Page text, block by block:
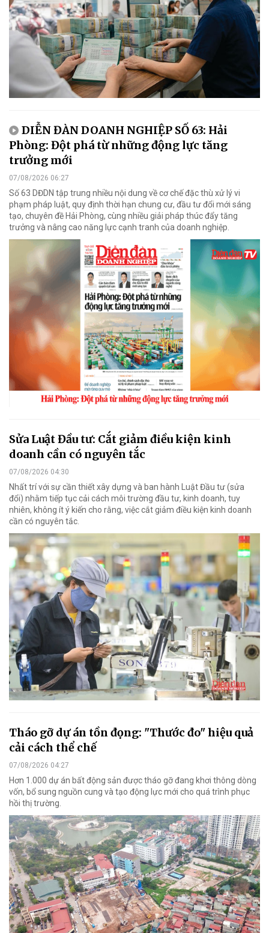
DIỄN ĐÀN DOANH NGHIỆP SỐ 63: Hải
Phòng: Đột phá từ những động lực tăng
trưởng mới
07/08/2026 06:27
Số 63 DĐDN tập trung nhiều nội dung về cơ chế đặc thù xử lý vi
phạm pháp luật, quy định thời hạn chung cư, đầu tư đổi mới sáng
tạo, chuyên đề Hải Phòng, cùng nhiều giải pháp thúc đẩy tăng
trưởng và nâng cao năng lực cạnh tranh của doanh nghiệp.
Sửa Luật Đầu tư: Cắt giảm điều kiện kinh
doanh cần có nguyên tắc
07/08/2026 04:30
Nhất trí với sự cần thiết xây dựng và ban hành Luật Đầu tư (sửa
đổi) nhằm tiếp tục cải cách môi trường đầu tư, kinh doanh, tuy
nhiên, không ít ý kiến cho rằng, việc cắt giảm điều kiện kinh doanh
cần có nguyên tắc.
Tháo gỡ dự án tồn đọng: "Thước đo" hiệu quả
cải cách thể chế
07/08/2026 04:27
Hơn 1.000 dự án bất động sản được tháo gỡ đang khơi thông dòng
vốn, bổ sung nguồn cung và tạo động lực mới cho quá trình phục
hồi thị trường.